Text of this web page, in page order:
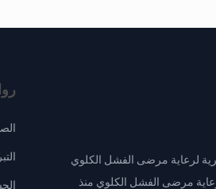
لرعاية مرضى الفشل الكلوي
مرضى الفشل الكلوي منذ